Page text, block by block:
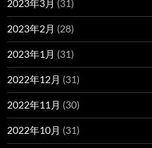
2023年3月 (31)
2023年2月 (28)
2023年1月 (31)
2022年12月 (31)
2022年11月 (30)
2022年10月 (31)